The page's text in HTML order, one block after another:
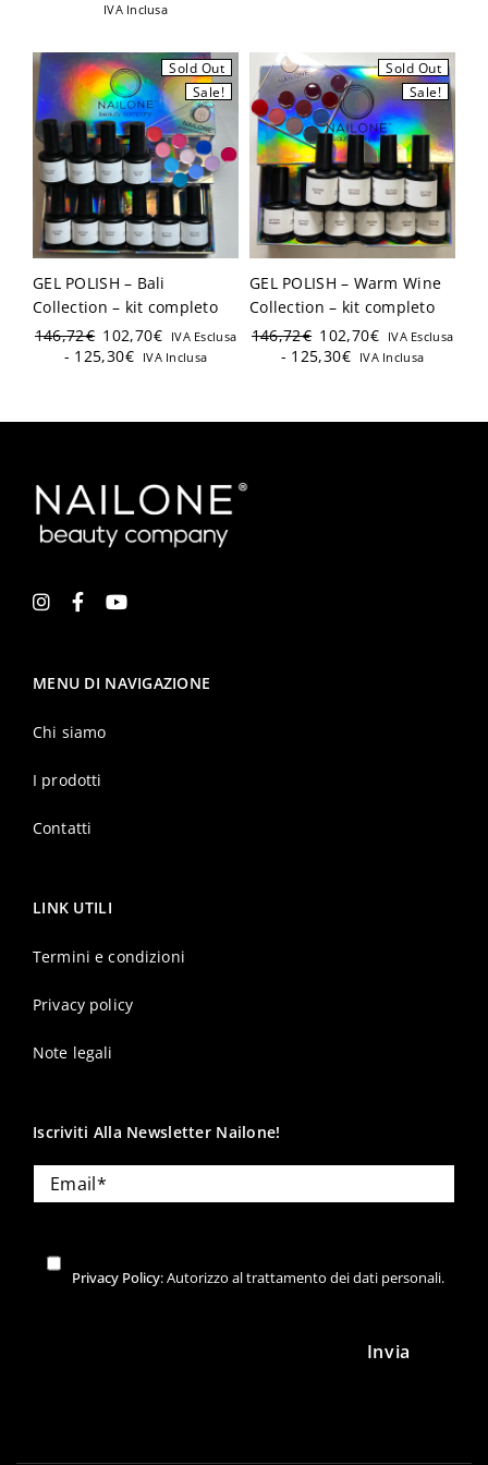
IVA Inclusa
Sold Out
Sale!
GEL POLISH – Bali
Collection – kit completo
146,72€ 102,70€ IVA Esclusa
- 125,30€ IVA Inclusa
Sold Out
Sale!
GEL POLISH – Warm Wine
Collection – kit completo
146,72€ 102,70€ IVA Esclusa
- 125,30€ IVA Inclusa
MENU DI NAVIGAZIONE
Chi siamo
I prodotti
Contatti
LINK UTILI
Termini e condizioni
Privacy policy
Note legali
Iscriviti Alla Newsletter Nailone!
Privacy Policy: Autorizzo al trattamento dei dati personali.